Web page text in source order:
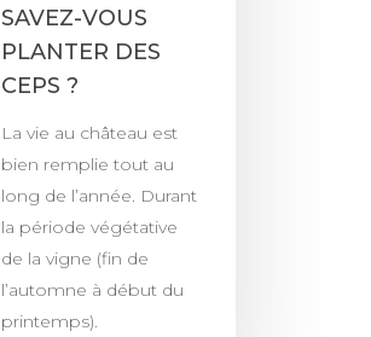
SAVEZ-VOUS
PLANTER DES
CEPS ?
La vie au château est
bien remplie tout au
long de l’année. Durant
la période végétative
de la vigne (fin de
l’automne à début du
printemps).